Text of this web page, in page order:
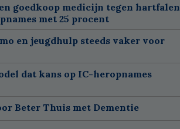
goedkoop medicijn tegen hartfalen
met 25 procent
en jeugdhulp steeds vaker voor
dat kans op IC-heropnames
Beter Thuis met Dementie